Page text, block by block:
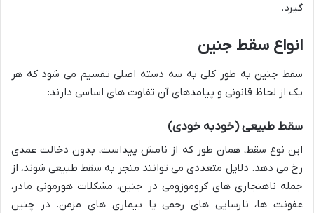
گیرد.
انواع سقط جنین
سقط جنین به طور کلی به سه دسته اصلی تقسیم می شود که هر
یک از لحاظ قانونی و پیامدهای آن تفاوت های اساسی دارند:
سقط طبیعی (خودبه خودی)
این نوع سقط، همان طور که از نامش پیداست، بدون دخالت عمدی
رخ می دهد. دلایل متعددی می توانند منجر به سقط طبیعی شوند، از
جمله ناهنجاری های کروموزومی در جنین، مشکلات هورمونی مادر،
عفونت ها، نارسایی های رحمی یا بیماری های مزمن. در چنین